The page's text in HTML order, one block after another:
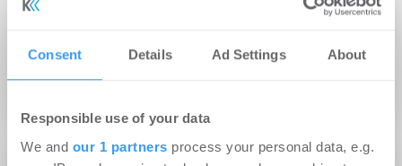
Consent Details Ad Settings About
Responsible use of your data
We and our 1 partners process your personal data, e.g.
Erfolgskurs und erzielt Umsatzplus von über